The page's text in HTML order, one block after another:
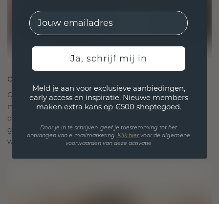
ONTWORPEN VOOR VERBINDING
Onze ontwerpfilosofie is gericht op verbinding,
met elk stuk ontworpen om de tand des tijds te
doorstaan. Het wordt jouw symbool van liefde en
gekoesterde momenten, bedoeld om voor altijd te
worden gedragen en gekoesterd.
EMail
Ja, schrijf mij in
Meld je aan voor exclusieve aanbiedingen,
early access en inspiratie. Nieuwe members
maken extra kans op €500 shoptegoed.
Door je in te schrijven, geef je toestemming tot het
ontvangen van e-mailmarketing. Klik hiervoor de algemene
voorwaarden van deze activatie